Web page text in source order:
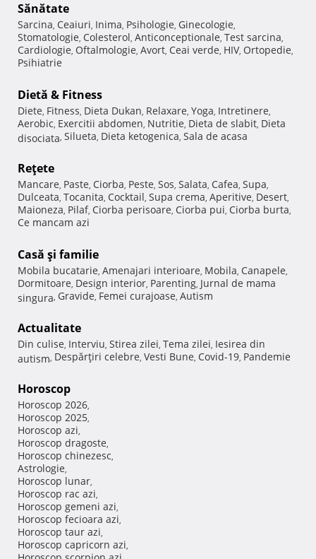
Sănătate
Sarcina, Ceaiuri, Inima, Psihologie, Ginecologie,
Stomatologie, Colesterol, Anticonceptionale, Test sarcina,
Cardiologie, Oftalmologie, Avort, Ceai verde, HIV, Ortopedie,
Psihiatrie
Dietă & Fitness
Diete, Fitness, Dieta Dukan, Relaxare, Yoga, Intretinere,
Aerobic, Exercitii abdomen, Nutritie, Dieta de slabit, Dieta
disociata, Silueta, Dieta ketogenica, Sala de acasa
Reţete
Mancare, Paste, Ciorba, Peste, Sos, Salata, Cafea, Supa,
Dulceata, Tocanita, Cocktail, Supa crema, Aperitive, Desert,
Maioneza, Pilaf, Ciorba perisoare, Ciorba pui, Ciorba burta,
Ce mancam azi
Casă şi familie
Mobila bucatarie, Amenajari interioare, Mobila, Canapele,
Dormitoare, Design interior, Parenting, Jurnal de mama
singura, Gravide, Femei curajoase, Autism
Actualitate
Din culise, Interviu, Stirea zilei, Tema zilei, Iesirea din
autism, Despărţiri celebre, Vesti Bune, Covid-19, Pandemie
Horoscop
Horoscop 2026,
Horoscop 2025,
Horoscop azi,
Horoscop dragoste,
Horoscop chinezesc,
Astrologie,
Horoscop lunar,
Horoscop rac azi,
Horoscop gemeni azi,
Horoscop fecioara azi,
Horoscop taur azi,
Horoscop capricorn azi,